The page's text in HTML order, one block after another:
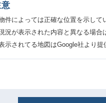
件によっては正確な位置を示して
況が表示された内容と異なる場合
示されてる地図はGoogle社より